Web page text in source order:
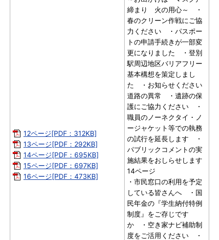
12ページ[PDF：312KB]
13ページ[PDF：292KB]
14ページ[PDF：695KB]
15ページ[PDF：697KB]
16ページ[PDF：473KB]
締まり 火の用心～ ・
春のクリーン作戦にご協
力ください ・パスポー
トの申請手続きが一部変
更になりました ・登別
駅周辺地区バリアフリー
基本構想を策定しまし
た ・お知らせください
道路の異常 ・遺跡の保
護にご協力ください ・
職員のノーネクタイ・ノ
ージャケット等での執務
の試行を延長します ・
パブリックコメントの実
施結果をおしらせします
14ページ
・市民窓口の利用を予定
している皆さんへ ・国
民年金の『学生納付特例
制度』をご存じです
か ・空き家ナビ補助制
度をご活用ください ・